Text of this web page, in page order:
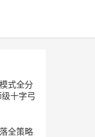
式全分
十字弓
全策略